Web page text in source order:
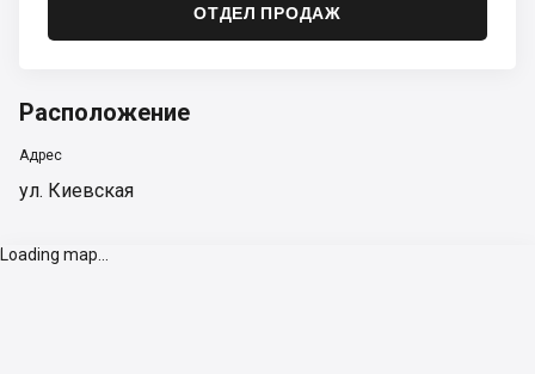
ОТДЕЛ ПРОДАЖ
Расположение
Адрес
ул. Киевская
Loading map...